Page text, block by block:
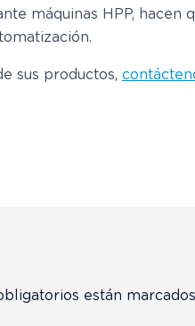
máquinas HPP, hacen
sus productos,
están